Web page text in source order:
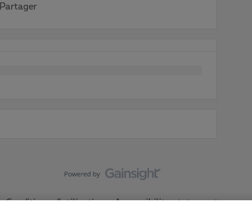
Partager
Conditions d'utilisation Accessibility statement